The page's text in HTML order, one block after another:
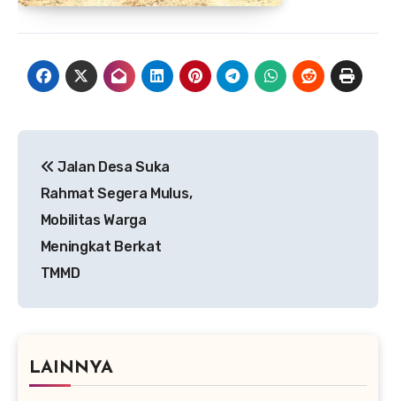
pos
Jalan Desa Suka
Rahmat Segera Mulus,
Mobilitas Warga
Meningkat Berkat
TMMD
LAINNYA